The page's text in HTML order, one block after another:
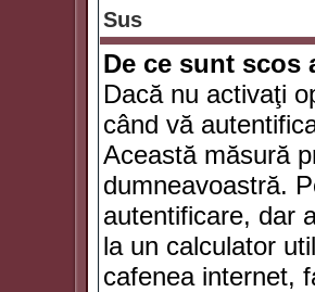
Sus
De ce sunt scos
Dacă nu activaţi
când vă
Această măsură
dumneavoastră.
autentificare, dar
la un calculator
cafenea internet,